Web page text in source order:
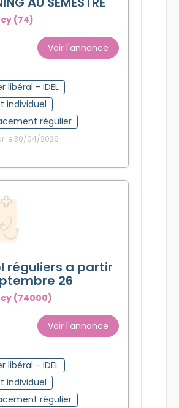
(74)
Voir l'annonce
libéral - IDEL
individuel
régulier
le 30/04/2026
réguliers a partir
26
(74000)
Voir l'annonce
libéral - IDEL
individuel
régulier